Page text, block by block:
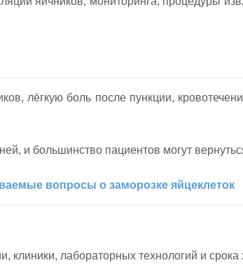
лёгкую боль после пункции,
и большинство пациентов могут
вопросы о заморозке яйцеклеток
клиники, лабораторных технологий и срока